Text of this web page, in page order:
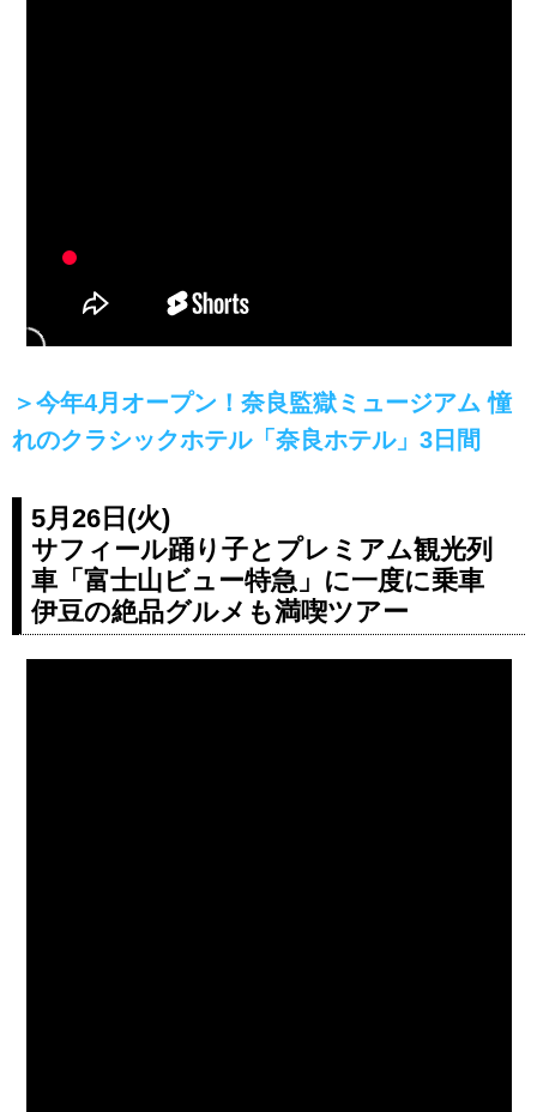
＞今年4月オープン！奈良監獄ミュージアム 憧
れのクラシックホテル「奈良ホテル」3日間
5月26日(火)
サフィール踊り子とプレミアム観光列
車「富士山ビュー特急」に一度に乗車
伊豆の絶品グルメも満喫ツアー